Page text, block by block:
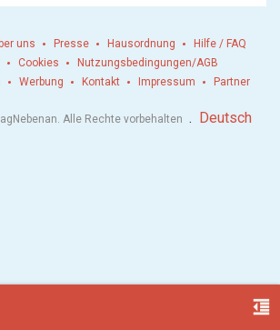
format_indent_decrease
uns Presse Hausordnung
Hilfe / FAQ
Cookies
Nutzungsbedingungen/AGB
Werbung Kontakt Impressum Partner
Alle Rechte vorbehalten . Deutsch